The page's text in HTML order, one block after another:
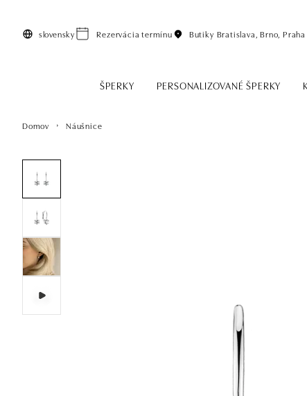
slovensky Rezervácia termínu Butiky Bratislava, Brno, Praha
ŠPERKY PERSONALIZOVANÉ ŠPERKY
Domov Náušnice